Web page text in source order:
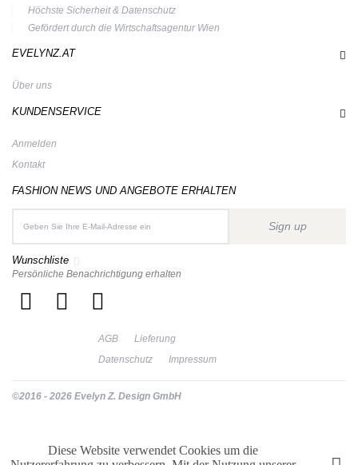
Diese Website verwendet Cookies um die
Höchste Sicherheit & Datenschutz
Gefördert durch die Wirtschaftsagentur Wien
EVELYNZ.AT
Über uns
KUNDENSERVICE
Anmelden
Kontakt
FASHION NEWS UND ANGEBOTE ERHALTEN
Sign up
Wunschliste
Persönliche Benachrichtigung erhalten
AGB
Lieferung
Datenschutz
Impressum
©2016 - 2026 Evelyn Z. Design GmbH